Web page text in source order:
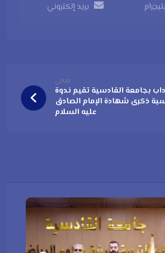
بريد إلكتروني
التالي
بجامعة القادسية تقيم ندوة
ذكرى شهادة الإمام الصادق
عليه السلام